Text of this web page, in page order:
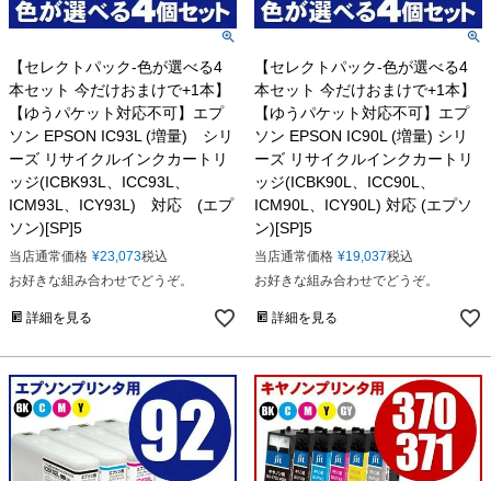
【セレクトパック-色が選べる4
本セット 今だけおまけで+1本】
【ゆうパケット対応不可】エプ
ソン EPSON IC93L (増量) シリ
ーズ リサイクルインクカートリ
ッジ(ICBK93L、ICC93L、
ICM93L、ICY93L) 対応 (エプ
ソン)[SP]5
当店通常価格 ¥23,073税込
お好きな組み合わせでどうぞ。
詳細を見る
【セレクトパック-色が選べる4
本セット 今だけおまけで+1本】
【ゆうパケット対応不可】エプ
ソン EPSON IC90L (増量) シリ
ーズ リサイクルインクカートリ
ッジ(ICBK90L、ICC90L、
ICM90L、ICY90L) 対応 (エプソ
ン)[SP]5
当店通常価格 ¥19,037税込
お好きな組み合わせでどうぞ。
詳細を見る